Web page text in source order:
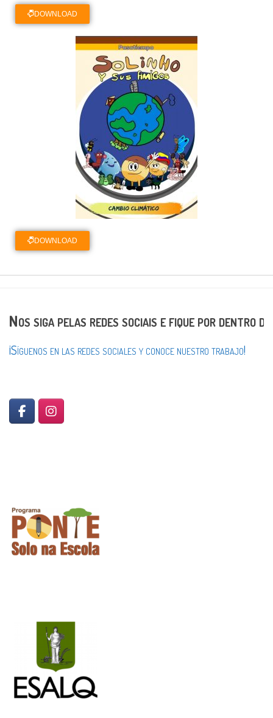
DOWNLOAD
DOWNLOAD
Nos siga pelas redes sociais e fique por dentro
¡Síguenos en las redes sociales y conoce nuestro trabajo!